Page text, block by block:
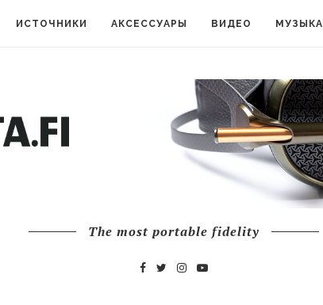
ИСТОЧНИКИ АКСЕССУАРЫ ВИДЕО МУЗЫКА
The most portable fidelity